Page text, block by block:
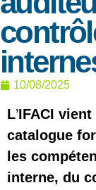
10/08/2025
L’IFACI
catalogue
les
interne, du